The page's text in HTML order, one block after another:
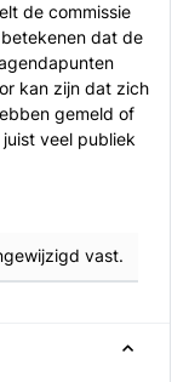
de commissie
dat de
kan zijn dat zich
gemeld of
veel publiek
vast.